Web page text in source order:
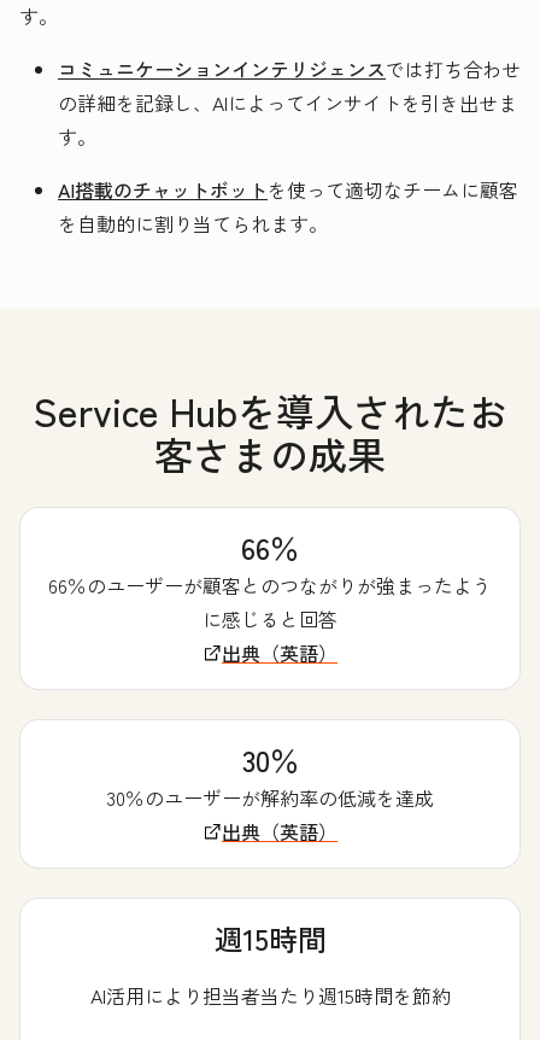
す。
コミュニケーションインテリジェンスでは打ち合わせ
の詳細を記録し、AIによってインサイトを引き出せま
す。
AI搭載のチャットボットを使って適切なチームに顧客
を自動的に割り当てられます。
Service Hubを導入されたお
客さまの成果
66％
66％のユーザーが顧客とのつながりが強まったよう
に感じると回答
出典（英語）
30％
30％のユーザーが解約率の低減を達成
出典（英語）
週15時間
AI活用により担当者当たり週15時間を節約